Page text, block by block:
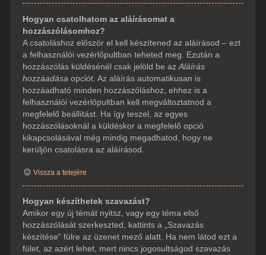
Hogyan csatolhatom az aláírásomat a
hozzászólásomhoz?
A csatoláshoz először el kell készítened az aláírásod – ezt
a felhasználói vezérlőpultban teheted meg. Ezután a
hozzászólás küldésénél csak jelöld be az Aláírás
hozzáadása opciót. Az aláírás automatikusan is
hozzáadható minden hozzászóláshoz, ehhez is a
felhasználói vezérlőpultban kell megváltoztatnod a
megfelelő beállítást. Ha így teszel, az egyes
hozzászólásoknál a küldéskor a megfelelő opció
kikapcsolásával még mindig megadhatod, hogy ne
kerüljön csatolásra az aláírásod.
Vissza a tetejére
Hogyan készíthetek szavazást?
Amikor egy új témát nyitsz, vagy egy téma első
hozzászólását szerkeszted, kattints a „Szavazás
készítése” fülre az üzenet mező alatt. Ha nem látod ezt a
fület, az azért lehet, mert nincs jogosultságod szavazás